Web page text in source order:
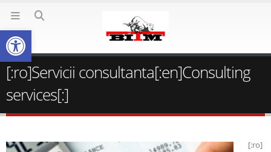
[:ro]Servicii consultanta[:en]Consulting
services[:]
[:ro]
Deschide bara de unelte